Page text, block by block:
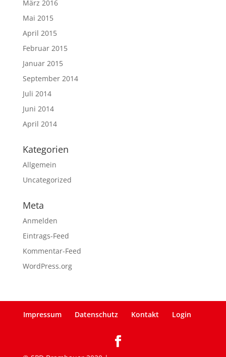
März 2016
Mai 2015
April 2015
Februar 2015
Januar 2015
September 2014
Juli 2014
Juni 2014
April 2014
Kategorien
Allgemein
Uncategorized
Meta
Anmelden
Eintrags-Feed
Kommentar-Feed
WordPress.org
Impressum Datenschutz Kontakt Login